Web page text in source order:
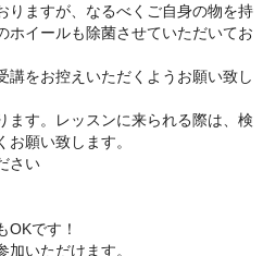
りますが、なるべくご自身の物を持
ホイールも除菌させていただいてお
講をお控えいただくようお願い致し
ます。レッスンに来られる際は、検
願い致します。
さい
OKです！
いただけます。